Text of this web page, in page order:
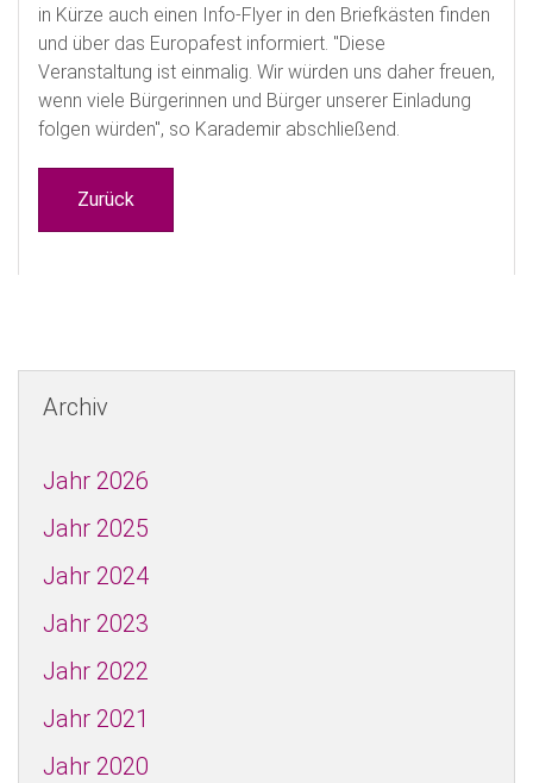
in Kürze auch einen Info-Flyer in den Briefkästen finden
und über das Europafest informiert. "Diese
Veranstaltung ist einmalig. Wir würden uns daher freuen,
wenn viele Bürgerinnen und Bürger unserer Einladung
folgen würden", so Karademir abschließend.
Zurück
Archiv
Jahr 2026
Jahr 2025
Jahr 2024
Jahr 2023
Jahr 2022
Jahr 2021
Jahr 2020